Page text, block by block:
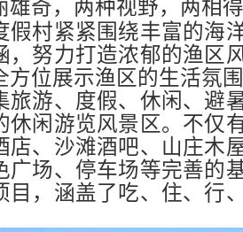
雄奇，两种视野，两相
假村紧紧围绕丰富的海
，努力打造浓郁的渔区
方位展示渔区的生活氛
旅游、度假、休闲、避
休闲游览风景区。不仅
店、沙滩酒吧、山庄木
广场、停车场等完善的
目，涵盖了吃、住、行